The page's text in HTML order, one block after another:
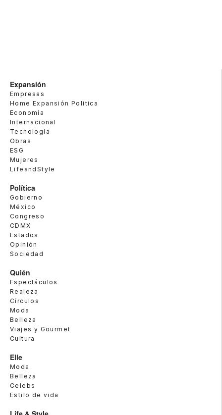
Expansión
Empresas
Home Expansión Politica
Economía
Internacional
Tecnología
Obras
ESG
Mujeres
LifeandStyle
Política
Gobierno
México
Congreso
CDMX
Estados
Opinión
Sociedad
Quién
Espectáculos
Realeza
Círculos
Moda
Belleza
Viajes y Gourmet
Cultura
Elle
Moda
Belleza
Celebs
Estilo de vida